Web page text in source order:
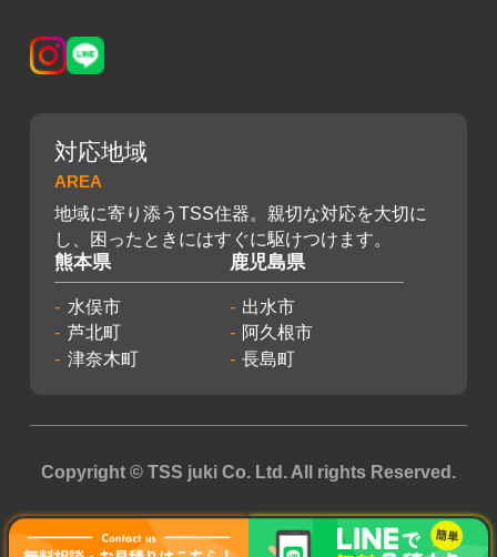
対応地域
AREA
地域に寄り添うTSS住器。親切な対応を大切に
し、困ったときにはすぐに駆けつけます。
熊本県
水俣市
芦北町
津奈木町
鹿児島県
出水市
阿久根市
長島町
Copyright © TSS juki Co. Ltd. All rights Reserved.